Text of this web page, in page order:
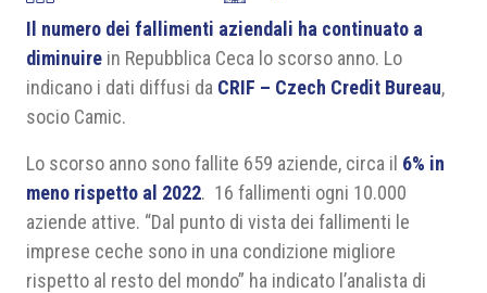
Area riservata
Il numero dei fallimenti aziendali ha continuato a
diminuire in Repubblica Ceca lo scorso anno. Lo
indicano i dati diffusi da CRIF – Czech Credit Bureau,
socio Camic.
Lo scorso anno sono fallite 659 aziende, circa il 6% in
meno rispetto al 2022. 16 fallimenti ogni 10.000
aziende attive. “Dal punto di vista dei fallimenti le
imprese ceche sono in una condizione migliore
rispetto al resto del mondo” ha indicato l’analista di